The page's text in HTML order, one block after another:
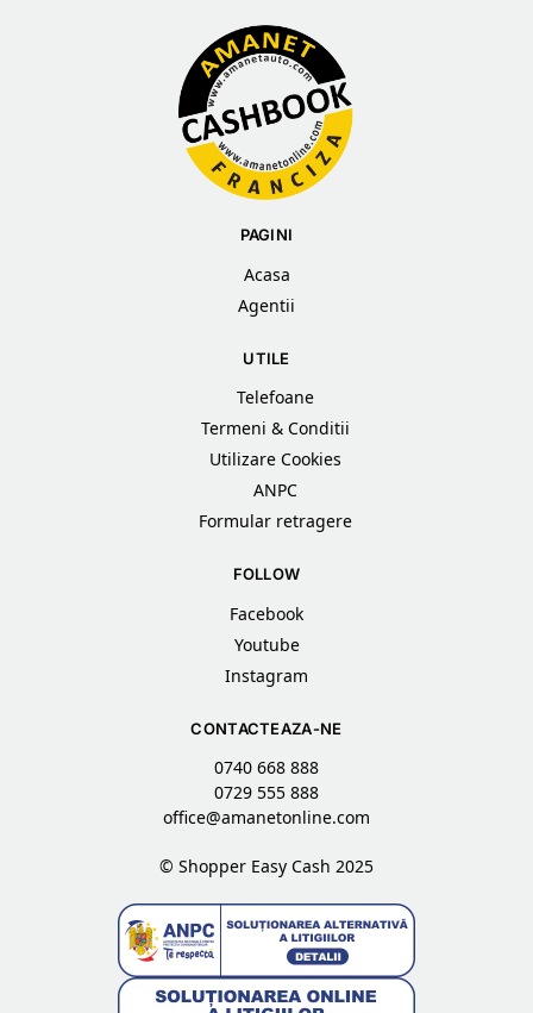
PAGINI
Acasa
Agentii
UTILE
Telefoane
Termeni & Conditii
Utilizare Cookies
ANPC
Formular retragere
FOLLOW
Facebook
Youtube
Instagram
CONTACTEAZA-NE
0740 668 888
0729 555 888
office@amanetonline.com
© Shopper Easy Cash 2025